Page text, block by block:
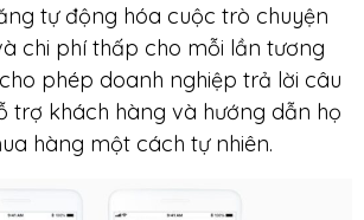
tự động hóa cuộc trò chuyện
chi phí thấp cho mỗi lần tương
phép doanh nghiệp trả lời câu
trợ khách hàng và hướng dẫn họ
hàng một cách tự nhiên.